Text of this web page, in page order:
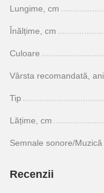
Lungime, cm
Înălțime, cm
Culoare
Vârsta recomandată, ani
Tip
Lățime, cm
Semnale sonore/Muzică
Recenzii